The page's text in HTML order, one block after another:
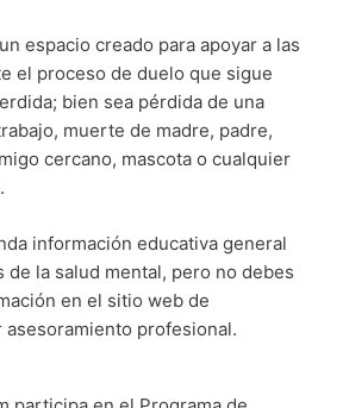
espacio creado para apoyar a las
el proceso de duelo que sigue
bien sea pérdida de una
muerte de madre, padre,
cercano, mascota o cualquier
información educativa general
de la salud mental, pero no debes
en el sitio web de
asesoramiento profesional.